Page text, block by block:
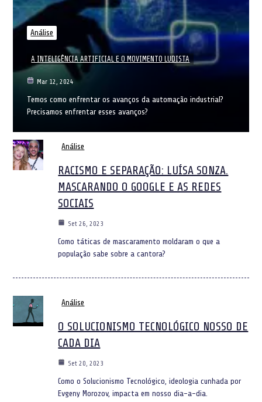
Análise
A INTELIGÊNCIA ARTIFICIAL E O MOVIMENTO LUDISTA
Mar 12, 2024
Temos como enfrentar os avanços da automação industrial?
Precisamos enfrentar esses avanços?
Análise
RACISMO E SEPARAÇÃO: LUÍSA SONZA.
MASCARANDO O GOOGLE E AS REDES
SOCIAIS
Set 26, 2023
Como táticas de mascaramento moldaram o que a
população sabe sobre a cantora?
Análise
O SOLUCIONISMO TECNOLÓGICO NOSSO DE
CADA DIA
Set 20, 2023
Como o Solucionismo Tecnológico, ideologia cunhada por
Evgeny Morozov, impacta em nosso dia-a-dia.